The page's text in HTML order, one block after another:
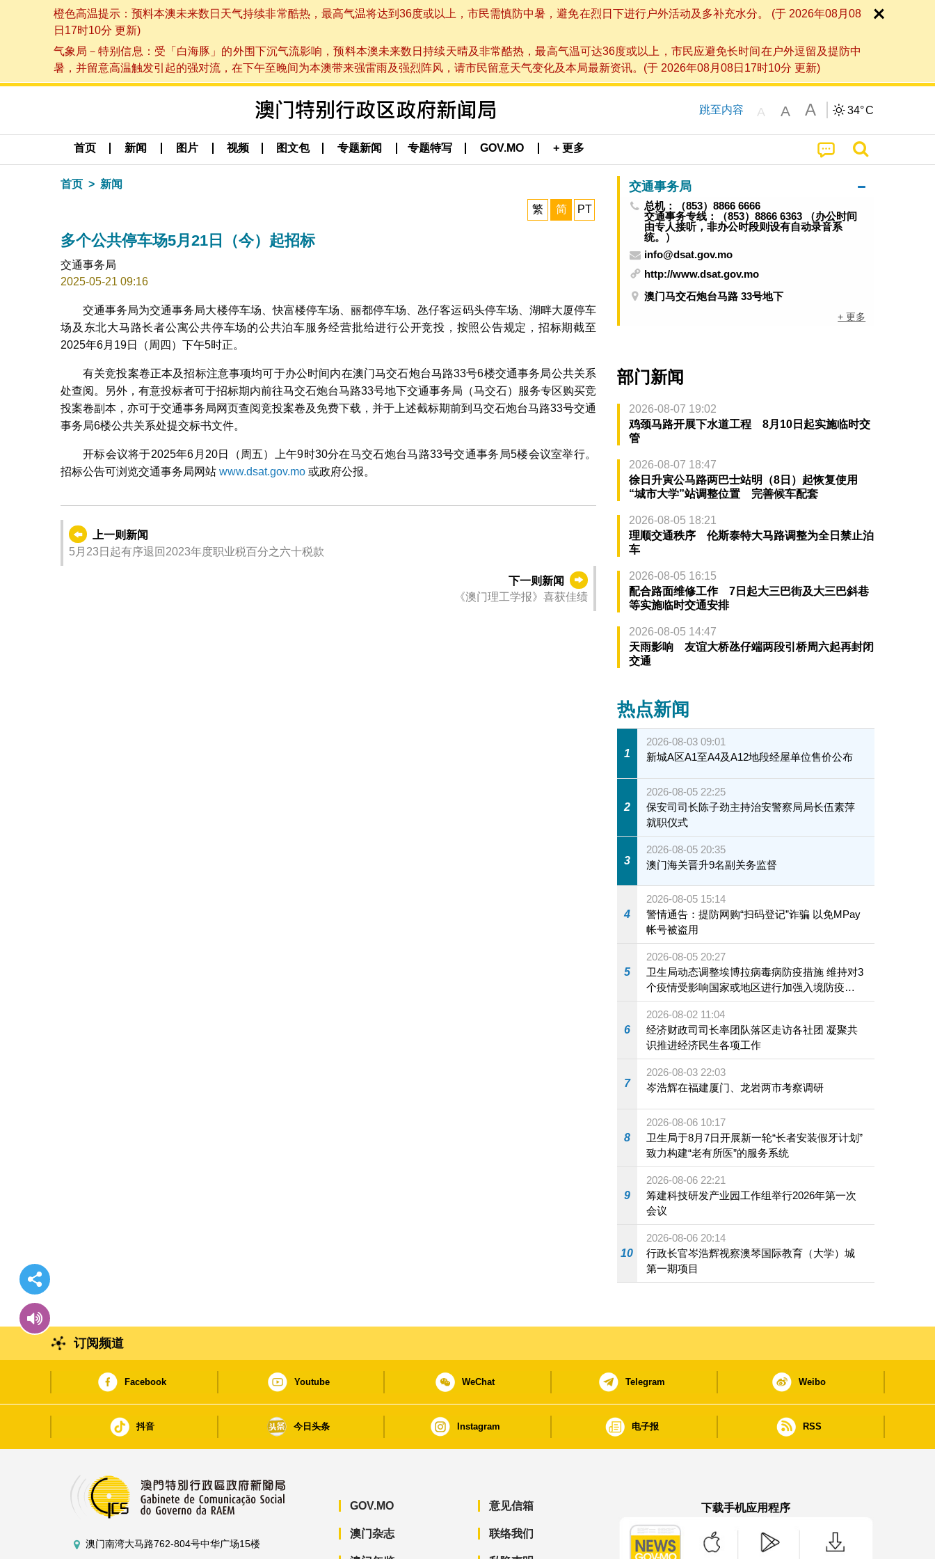
橙色高温提示：预料本澳未来数日天气持续非常酷热，最高气温将达到36度或以上，市民需慎防中暑，避免在烈日下进行户外活动及多补充水分。 (于 2026年08月08
日17时10分 更新)
气象局－特别信息：受「白海豚」的外围下沉气流影响，预料本澳未来数日持续天晴及非常酷热，最高气温可达36度或以上，市民应避免长时间在户外逗留及提防中
暑，并留意高温触发引起的强对流，在下午至晚间为本澳带来强雷雨及强烈阵风，请市民留意天气变化及本局最新资讯。(于 2026年08月08日17时10分 更新)
跳至内容 A A A 34°C
首页 新闻 图片 视频 图文包 专题新闻 专题特写 GOV.MO + 更多
首页 新闻
繁 简 PT
多个公共停车场5月21日（今）起招标
交通事务局
2025-05-21 09:16
交通事务局为交通事务局大楼停车场、快富楼停车场、丽都停车场、氹仔客运码头停车场、湖畔大厦停车
场及东北大马路长者公寓公共停车场的公共泊车服务经营批给进行公开竞投，按照公告规定，招标期截至
2025年6月19日（周四）下午5时正。
有关竞投案卷正本及招标注意事项均可于办公时间内在澳门马交石炮台马路33号6楼交通事务局公共关系
处查阅。另外，有意投标者可于招标期内前往马交石炮台马路33号地下交通事务局（马交石）服务专区购买竞
投案卷副本，亦可于交通事务局网页查阅竞投案卷及免费下载，并于上述截标期前到马交石炮台马路33号交通
事务局6楼公共关系处提交标书文件。
开标会议将于2025年6月20日（周五）上午9时30分在马交石炮台马路33号交通事务局5楼会议室举行。
招标公告可浏览交通事务局网站 www.dsat.gov.mo 或政府公报。
上一则新闻
5月23日起有序退回2023年度职业税百分之六十税款
下一则新闻
《澳门理工学报》喜获佳绩
交通事务局
总机：（853）8866 6666
交通事务专线：（853）8866 6363 （办公时间
由专人接听，非办公时段则设有自动录音系
统。）
info@dsat.gov.mo
http://www.dsat.gov.mo
澳门马交石炮台马路 33号地下
+ 更多
部门新闻
2026-08-07 19:02
鸡颈马路开展下水道工程 8月10日起实施临时交
管
2026-08-07 18:47
徐日升寅公马路两巴士站明（8日）起恢复使用
“城市大学”站调整位置 完善候车配套
2026-08-05 18:21
理顺交通秩序 伦斯泰特大马路调整为全日禁止泊
车
2026-08-05 16:15
配合路面维修工作 7日起大三巴街及大三巴斜巷
等实施临时交通安排
2026-08-05 14:47
天雨影响 友谊大桥氹仔端两段引桥周六起再封闭
交通
热点新闻
1
2026-08-03 09:01
新城A区A1至A4及A12地段经屋单位售价公布
2
2026-08-05 22:25
保安司司长陈子劲主持治安警察局局长伍素萍
就职仪式
3
2026-08-05 20:35
澳门海关晋升9名副关务监督
4
2026-08-05 15:14
警情通告：提防网购“扫码登记”诈骗 以免MPay
帐号被盗用
5
2026-08-05 20:27
卫生局动态调整埃博拉病毒病防疫措施 维持对3
个疫情受影响国家或地区进行加强入境防疫措
施
6
2026-08-02 11:04
经济财政司司长率团队落区走访各社团 凝聚共
识推进经济民生各项工作
7
2026-08-03 22:03
岑浩辉在福建厦门、龙岩两市考察调研
8
2026-08-06 10:17
卫生局于8月7日开展新一轮“长者安装假牙计划”
致力构建“老有所医”的服务系统
9
2026-08-06 22:21
筹建科技研发产业园工作组举行2026年第一次
会议
10
2026-08-06 20:14
行政长官岑浩辉视察澳琴国际教育（大学）城
第一期项目
订阅频道
Facebook Youtube WeChat Telegram Weibo
抖音 今日头条 Instagram 电子报 RSS
澳门南湾大马路762-804号中华广场15楼
GOV.MO
澳门杂志
意见信箱
联络我们
下载手机应用程序